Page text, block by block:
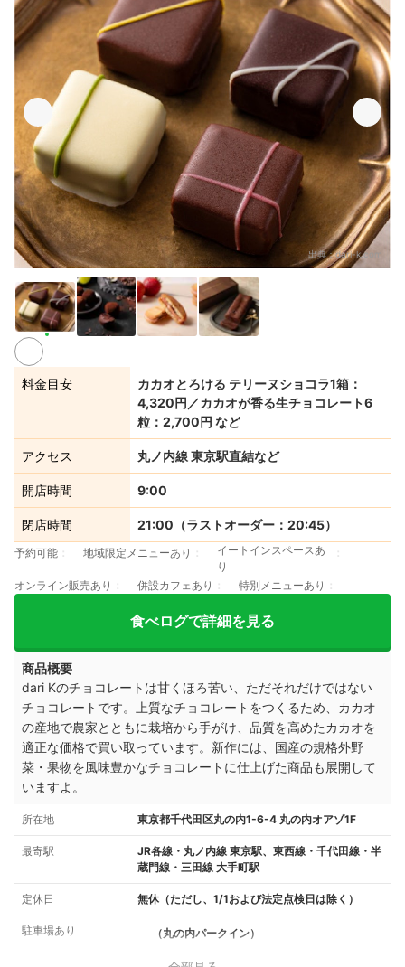
出典：dari-k.com
料金目安
カカオとろける テリーヌショコラ1箱：
4,320円／カカオが香る生チョコレート6
粒：2,700円 など
アクセス 丸ノ内線 東京駅直結など
開店時間 9:00
閉店時間 21:00（ラストオーダー：20:45）
予約可能 地域限定メニューあり
イートインスペースあ
り
オンライン販売あり
併設カフェあり 特別メニューあり
食べログで詳細を見る
商品概要
dari Kのチョコレートは甘くほろ苦い、ただそれだけではない
チョコレートです。
上質なチョコレートをつくるため、カカオ
の産地で農家とともに栽培から手がけ、 品質を高めたカカオを
適正な価格で買い取っています。 新作には、国産の規格外野
菜・果物を風味豊かなチョコレートに仕上げた商品も展開して
いますよ。
所在地 東京都千代田区丸の内1-6-4 丸の内オアゾ1F
最寄駅
JR各線・丸ノ内線 東京駅、東西線・千代田線・半
蔵門線・三田線 大手町駅
定休日 無休（ただし、1/1および法定点検日は除く）
駐車場あり （丸の内パークイン）